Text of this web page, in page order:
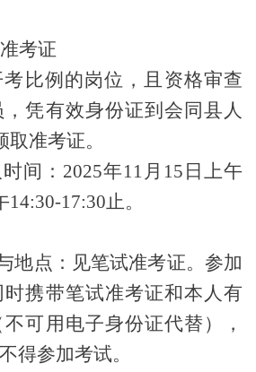
考证
比例的岗位，且资格审查
凭有效身份证到会同县人
取准考证。
时间： 2025年11 月 15 日
上午
17:30止。
地点：见笔试准考证。 参加
携带笔试准考证和本人有
可用电子身份证代替），
得参加考试。